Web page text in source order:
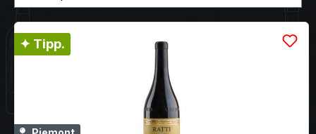
✦ Tipp.